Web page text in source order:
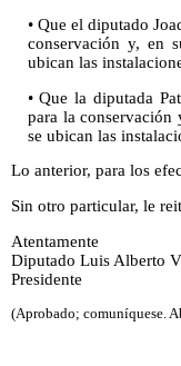
• Que el diputado
conservación y, en
ubican las
• Que la diputada
para la conservación
se ubican las
Lo anterior, para los
Sin otro particular, le
Atentamente
Diputado Luis Alberto
Presidente
(Aprobado; comuníquese.